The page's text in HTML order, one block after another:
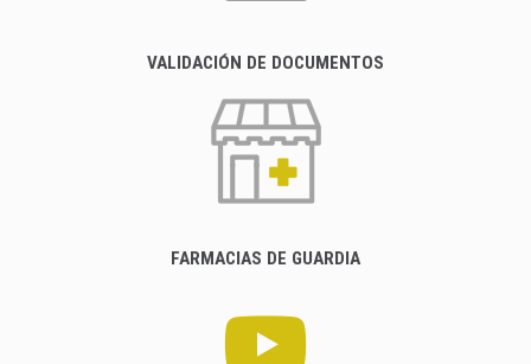
VALIDACIÓN DE DOCUMENTOS
FARMACIAS DE GUARDIA